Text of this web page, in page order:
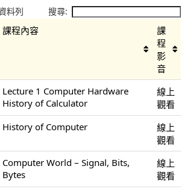
料列 搜尋:
課程內容
課
程
影
音
Lecture 1 Computer Hardware
History of Calculator
線上
觀看
History of Computer
線上
觀看
Computer World – Signal, Bits,
Bytes
線上
觀看